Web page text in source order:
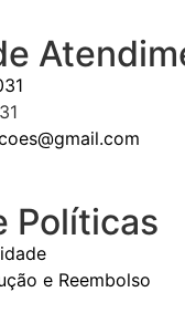
Políticas
e Reembolso